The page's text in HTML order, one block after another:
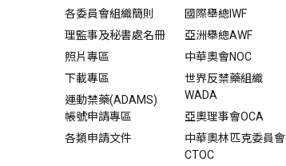
各委員會組織簡則
理監事及秘書處名冊
照片專區
下載專區
運動禁藥(ADAMS)
帳號申請專區
各類申請文件
國際舉總IWF
亞洲舉總AWF
中華奧會NOC
世界反禁藥組織
WADA
亞奧理事會OCA
中華奧林匹克委員會
CTOC